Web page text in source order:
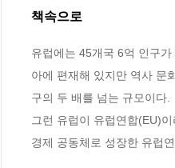
책속으로
유럽에는 45개국 6억 인구
아에 편재해 있지만 역사 문
구의 두 배를 넘는 규모이다.
그런 유럽이 유럽연합(EU)
경제 공동체로 성장한 유럽